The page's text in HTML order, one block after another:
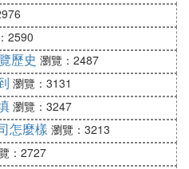
《易經》。古代的地理學
小有關的測量方法，或對
。地理學是研究地球表面
和人文現象，以及它們之
一門綜合性的基礎學科。
2590
歷史 瀏覽：2487
瀏覽：3131
瀏覽：3247
怎麼樣 瀏覽：3213
：2727